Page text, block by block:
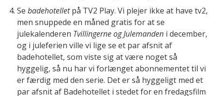
Se badehotelletpå TV2 Play. Vi plejer ikke at have tv2,
men snuppede en måned gratis for at se
julekalenderen Tvillingerne og Julemanden i december,
og i juleferien ville vi lige se et par afsnit af
badehotellet, som viste sig at være noget så
hyggelig, så nu har vi forlænget abonnementet til vi
er færdig med den serie. Det er så hyggeligt med et
par afsnit af Badehotellet i stedet for en fredagsfilm